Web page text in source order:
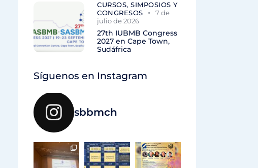
CURSOS, SIMPOSIOS Y
CONGRESOS
7 de
julio de 2026
27th IUBMB Congress
2027 en Cape Town,
Sudáfrica
Síguenos en Instagram
sbbmch